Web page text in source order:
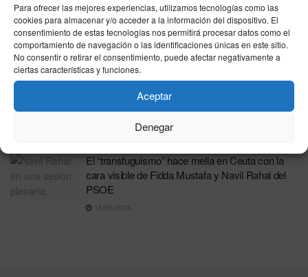
Para ofrecer las mejores experiencias, utilizamos tecnologías como las
cookies para almacenar y/o acceder a la información del dispositivo. El
consentimiento de estas tecnologías nos permitirá procesar datos como el
comportamiento de navegación o las identificaciones únicas en este sitio.
No consentir o retirar el consentimiento, puede afectar negativamente a
ciertas características y funciones.
Aceptar
Denegar
El PSOE renueva los Consejos de
Administración tras la expulsión de los tránsfugas
20/05/2024
sienten de verdad los ideales socialistas» en una
carta a la militancia
El “transfuguismo” hace mella en Ceuta con la
cara visible de Fidda Mustafa y Navil Rahal del
PSOE
15/05/2024